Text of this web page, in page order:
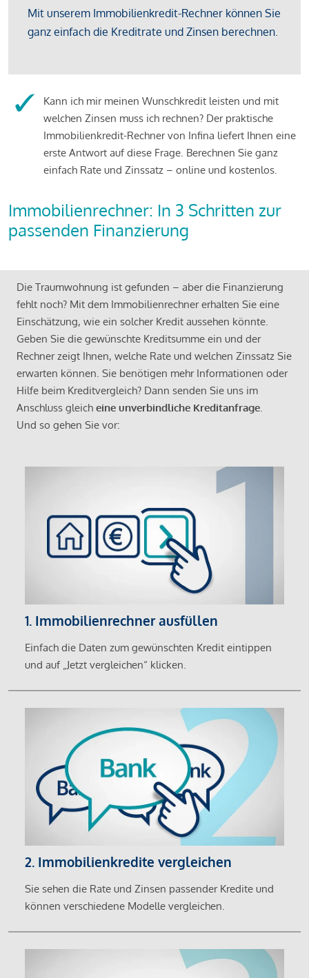
Kann ich mir meinen Wunschkredit leisten und mit
welchen Zinsen muss ich rechnen? Der praktische
Immobilienkredit-Rechner von Infina liefert Ihnen eine
erste Antwort auf diese Frage. Berechnen Sie ganz
einfach Rate und Zinssatz – online und kostenlos.
Immobilienrechner: In 3 Schritten zur
passenden Finanzierung
Die Traumwohnung ist gefunden – aber die Finanzierung
fehlt noch? Mit dem Immobilienrechner erhalten Sie eine
Einschätzung, wie ein solcher Kredit aussehen könnte.
Geben Sie die gewünschte Kreditsumme ein und der
Rechner zeigt Ihnen, welche Rate und welchen Zinssatz Sie
erwarten können. Sie benötigen mehr Informationen oder
Hilfe beim Kreditvergleich? Dann senden Sie uns im
Anschluss gleich eine unverbindliche Kreditanfrage.
Und so gehen Sie vor:
1. Immobilienrechner ausfüllen
Einfach die Daten zum gewünschten Kredit eintippen
und auf „Jetzt vergleichen“ klicken.
2. Immobilienkredite vergleichen
Sie sehen die Rate und Zinsen passender Kredite und
können verschiedene Modelle vergleichen.